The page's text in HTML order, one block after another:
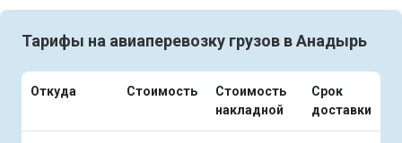
Тарифы на авиаперевозку грузов в Анадырь
Откуда Стоимость
Стоимость
накладной
Срок
доставки